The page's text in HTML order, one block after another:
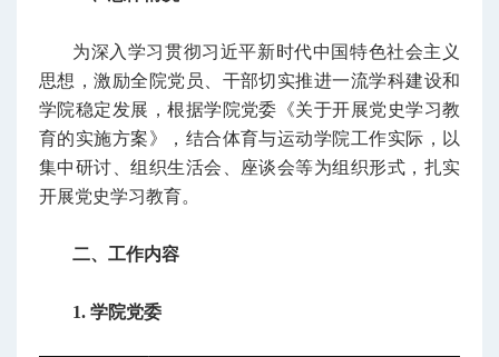
为深入学习贯彻习近平新时代中国特色社会主义
思想，激励全院党员、干部切实推进一流学科建设和
学院稳定发展，根据学院党委《关于开展党史学习教
育的实施方案》，结合体育与运动学院工作实际，以
集中研讨、组织生活会、座谈会等为组织形式，扎实
开展党史学习教育。
二、工作内容
1. 学院党委